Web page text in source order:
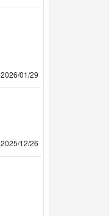
2026/01/29
2025/12/26